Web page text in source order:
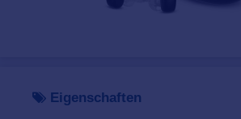
Eigenschaften